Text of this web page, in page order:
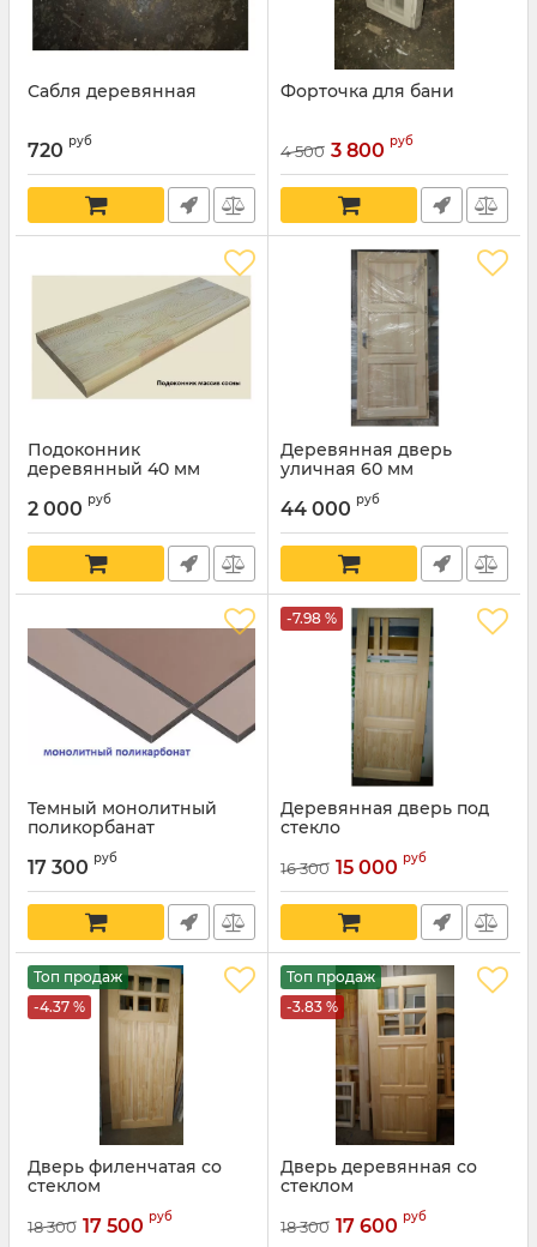
Сабля деревянная
720 руб
Форточка для бани
4 500 3 800 руб
Подоконник
деревянный 40 мм
2 000 руб
Деревянная дверь
уличная 60 мм
44 000 руб
Темный монолитный
поликорбанат
17 300 руб
-7.98 %
Деревянная дверь под
стекло
16 300 15 000 руб
Топ продаж
-4.37 %
Дверь филенчатая со
стеклом
18 300 17 500 руб
Топ продаж
-3.83 %
Дверь деревянная со
стеклом
18 300 17 600 руб